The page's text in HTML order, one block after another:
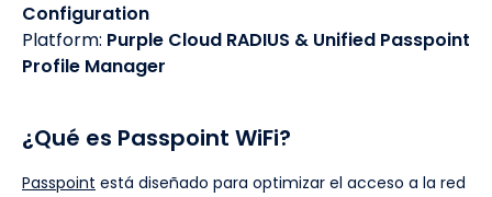
Configuration
Platform: Purple Cloud RADIUS & Unified Passpoint
Profile Manager
¿Qué es Passpoint WiFi?
Passpoint está diseñado para optimizar el acceso a la red